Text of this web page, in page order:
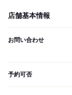
店舗基本情報
お問い合わせ
予約可否